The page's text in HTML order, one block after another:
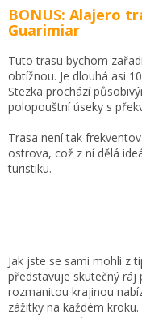
BONUS: Alajero
Guarimiar
Tuto trasu bychom
obtížnou. Je dlouhá asi
Stezka prochází
polopouštní úseky s
Trasa není tak
ostrova, což z ní dělá
turistiku.
Jak jste se sami mohli z
představuje skutečný ráj
rozmanitou krajinou
zážitky na každém